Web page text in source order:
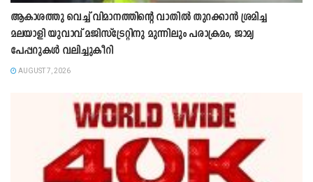
ആകാശത്തു വെച്ച് വിമാനത്തിന്റെ വാതില്‍ തുറക്കാന്‍ ശ്രമിച്ച
മലയാളി യുവാവ് മജിസ്ട്രേറ്റിനു മുന്നിലും പരാക്രമം, ജാമ്യ
പേപ്പറുകൾ വലിച്ചുകീറി
AUGUST 7, 2026